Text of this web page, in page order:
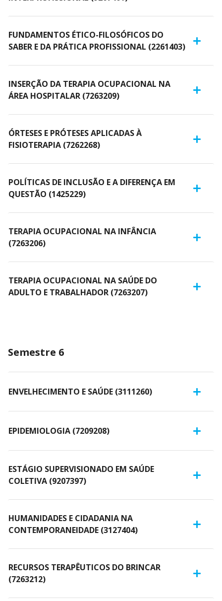
FUNDAMENTOS ÉTICO-FILOSÓFICOS DO
SABER E DA PRÁTICA PROFISSIONAL (2261403)
INSERÇÃO DA TERAPIA OCUPACIONAL NA
ÁREA HOSPITALAR (7263209)
ÓRTESES E PRÓTESES APLICADAS À
FISIOTERAPIA (7262268)
POLÍTICAS DE INCLUSÃO E A DIFERENÇA EM
QUESTÃO (1425229)
TERAPIA OCUPACIONAL NA INFÂNCIA
(7263206)
TERAPIA OCUPACIONAL NA SAÚDE DO
ADULTO E TRABALHADOR (7263207)
Semestre 6
ENVELHECIMENTO E SAÚDE (3111260)
EPIDEMIOLOGIA (7209208)
ESTÁGIO SUPERVISIONADO EM SAÚDE
COLETIVA (9207397)
HUMANIDADES E CIDADANIA NA
CONTEMPORANEIDADE (3127404)
RECURSOS TERAPÊUTICOS DO BRINCAR
(7263212)